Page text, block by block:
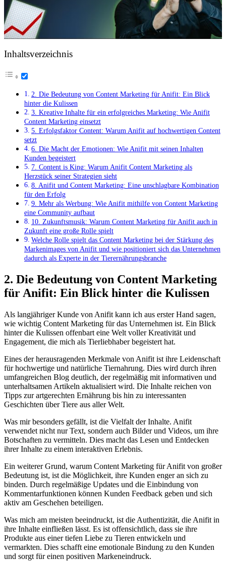
Inhaltsverzeichnis
2. Die Bedeutung von Content Marketing für Anifit: Ein Blick
hinter die Kulissen
3. Kreative Inhalte für ein erfolgreiches Marketing: Wie Anifit
Content Marketing einsetzt
5. Erfolgsfaktor Content: Warum Anifit auf hochwertigen Content
setzt
6. Die Macht der Emotionen: Wie Anifit mit seinen Inhalten
Kunden begeistert
7. Content is King: Warum Anifit Content Marketing als
Herzstück seiner Strategien sieht
8. Anifit und Content Marketing: Eine unschlagbare Kombination
für den Erfolg
9. Mehr als Werbung: Wie Anifit mithilfe von Content Marketing
eine Community aufbaut
10. Zukunftsmusik: Warum Content Marketing für Anifit auch in
Zukunft eine große Rolle spielt
Welche Rolle spielt das Content Marketing bei⁣ der Stärkung des‌
Markenimages von Anifit ⁣und wie positioniert sich das Unternehmen
dadurch als Experte in der Tierernährungsbranche
2. Die Bedeutung von Content Marketing
für Anifit: Ein Blick hinter die Kulissen
Als langjähriger Kunde von Anifit kann ich aus erster Hand sagen,
wie wichtig Content Marketing für das Unternehmen ist. Ein Blick
hinter die Kulissen offenbart eine Welt voller Kreativität und
Engagement, die mich als Tierliebhaber begeistert hat.
Eines der herausragenden Merkmale von Anifit ist ihre Leidenschaft
für hochwertige und natürliche Tiernahrung. Dies wird durch ihren
umfangreichen Blog deutlich, der regelmäßig mit informativen und
unterhaltsamen Artikeln aktualisiert wird. Die Inhalte reichen von
Tipps zur artgerechten Ernährung bis hin zu interessanten
Geschichten über Tiere aus aller Welt.
Was mir besonders gefällt, ist die Vielfalt der Inhalte. Anifit
verwendet nicht nur Text, sondern auch Bilder und Videos, um ihre
Botschaften zu vermitteln. Dies macht das Lesen und Entdecken
ihrer Inhalte zu einem interaktiven Erlebnis.
Ein weiterer Grund, warum Content Marketing für Anifit von großer
Bedeutung ist, ist die Möglichkeit, ihre Kunden enger an sich zu
binden. Durch regelmäßige Updates und die Einbindung von
Kommentarfunktionen können Kunden Feedback geben und sich
aktiv am Geschehen beteiligen.
Was mich am meisten beeindruckt, ist die Authentizität, die Anifit in
ihre Inhalte einfließen lässt. Es ist offensichtlich, dass sie ihre
Produkte aus einer tiefen Liebe zu Tieren entwickeln und
vermarkten. Dies schafft eine emotionale Bindung zu den Kunden
und sorgt für einen positiven Markeneindruck.